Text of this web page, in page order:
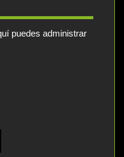
puedes administrar